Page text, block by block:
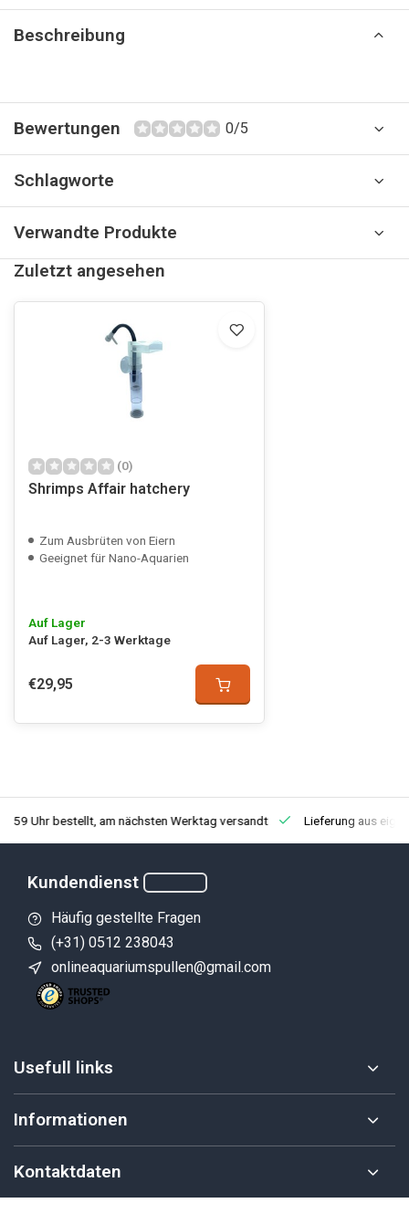
Beschreibung
Bewertungen 0/5
Schlagworte
Verwandte Produkte
Zuletzt angesehen
(0)
Shrimps Affair hatchery
Zum Ausbrüten von Eiern
Geeignet für Nano-Aquarien
Auf Lager
Auf Lager, 2-3 Werktage
€29,95
Uhr bestellt, am nächsten Werktag versandt Lieferung aus
Kundendienst
Häufig gestellte Fragen
(+31) 0512 238043
onlineaquariumspullen@gmail.com
Usefull links
Informationen
Kontaktdaten